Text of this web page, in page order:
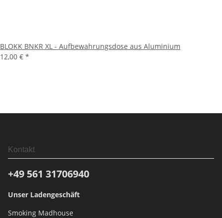
BLOKK BNKR XL - Aufbewahrungsdose aus Aluminium
12,00 € *
Kontakt
+49 561 31706940
Unser Ladengeschäft
Smoking Madhouse